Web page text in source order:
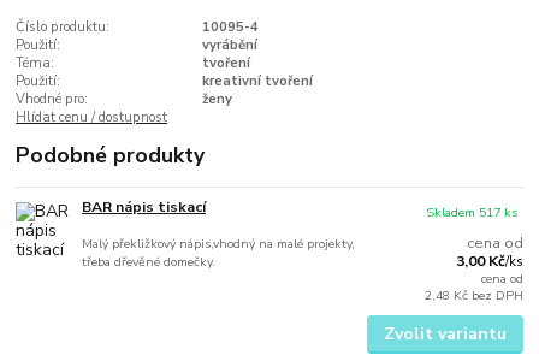
Číslo produktu:
10095-4
Použití:
vyrábění
Téma:
tvoření
Použití:
kreativní tvoření
Vhodné pro:
ženy
Hlídat cenu / dostupnost
Podobné produkty
BAR nápis tiskací
Malý překližkový nápis,vhodný na malé projekty,
třeba dřevěné domečky.
cena od
3,00 Kč/ks
cena od
2,48 Kč bez DPH
Skladem 517 ks
Zvolit variantu